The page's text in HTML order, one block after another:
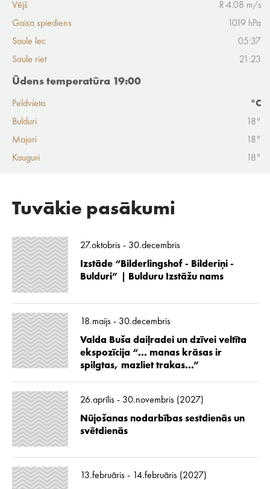
Vējš
R 4.08 m/s
Gaisa spiediens
1019 hPa
Saule lec
05:37
Saule riet
21:23
Ūdens temperatūra 19:00
Peldvieta
°C
Bulduri
18°
Majori
18°
Kauguri
18°
Tuvākie pasākumi
27.oktobris - 30.decembris
Izstāde “Bilderlingshof - Bilderiņi -
Bulduri” | Bulduru Izstāžu nams
18.maijs - 30.decembris
Valda Buša daiļradei un dzīvei veltīta
ekspozīcija “... manas krāsas ir
spilgtas, mazliet trakas...”
26.aprīlis - 30.novembris (2027)
Nūjošanas nodarbības sestdienās un
svētdienās
13.februāris - 14.februāris (2027)